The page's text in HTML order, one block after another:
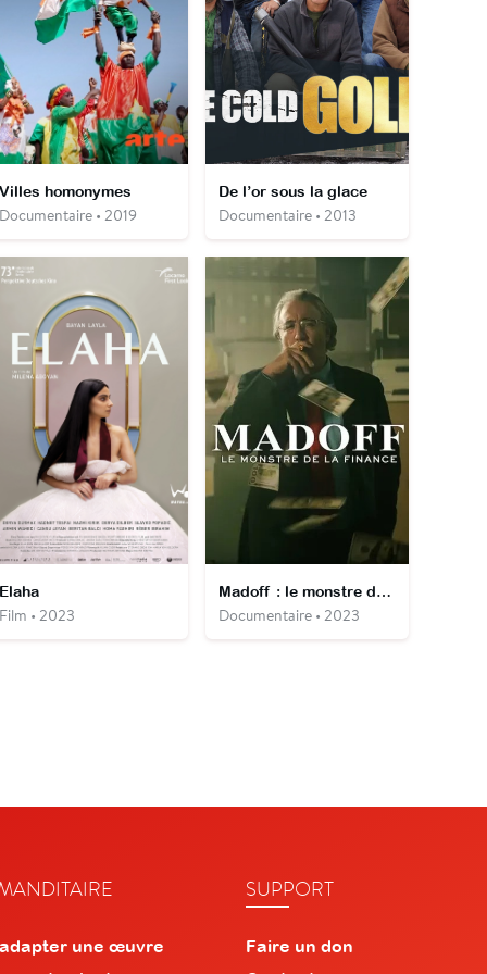
homonymes
• 2019
De l’or sous la glace
Documentaire • 2013
• 2023
Madoff : le monstre de la finance
Documentaire • 2023
une œuvre
SUPPORT
Faire un don